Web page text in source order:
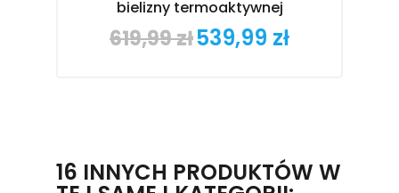
bielizny termoaktywnej
Cena
619,99 złCena
539,99 zł
16 INNYCH PRODUKTÓW W